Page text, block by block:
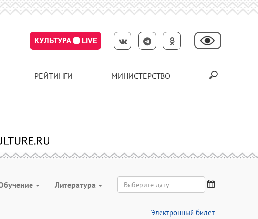
КУЛЬТУРА LIVE
РЕЙТИНГИ МИНИСТЕРСТВО
Литература
Электронный билет